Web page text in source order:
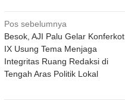
Navigasi
pos
Pos sebelumnya
Besok, AJI Palu Gelar Konferkot
IX Usung Tema Menjaga
Integritas Ruang Redaksi di
Tengah Aras Politik Lokal